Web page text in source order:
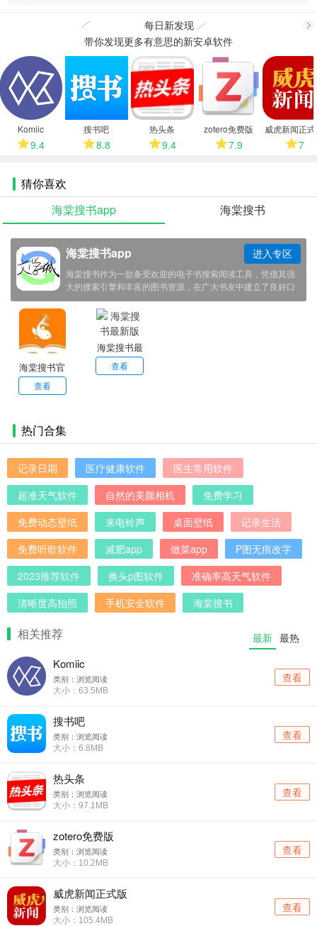
每日新发现
更
多
带你发现更多有意思的新安卓软件
Komiic
9.4
搜书吧
8.8
热头条
9.4
zotero免费版
7.9
威虎新闻正
7
猜你喜欢
海棠搜书app
海棠搜书
海棠搜书app
海棠搜书作为一款备受欢迎的电子书搜索阅读工具，凭借其强
大的搜索引擎和丰富的图书资源，在广大书友中建立了良好口
碑。该应用深度整合了全网优质电子书资源，涵盖网络文学、
经典名著、畅销小说、社科经管等多个品类，能够满足不同读
者的阅读需求。其独特的智能推荐算法能够根据用户的搜索记
录和阅读偏好精准推送感兴趣的作品，而简洁直观的界面设计
和流畅的阅读体验更是为用户创造了沉浸式的阅读环境。
进入专区
海棠搜书官
方版
查看
海棠搜书最
新版
查看
热门合集
记录日期 医疗健康软件
医生常用软件
超准天气软件
自然的美颜相机
免费学习
免费动态壁纸
来电铃声 桌面壁纸
记录生活
免费听歌软件
减肥app 做菜app
P图无痕改字
2023推荐软件
换头p图软件
准确率高天气软件
清晰度高拍照
手机安全软件 海棠搜书
相关推荐 最新 最热
Komiic
类别：浏览阅读
大小：63.5MB
查看
搜书吧
类别：浏览阅读
大小：6.8MB
查看
热头条
类别：浏览阅读
大小：97.1MB
查看
zotero免费版
类别：浏览阅读
大小：10.2MB
查看
威虎新闻正式版
类别：浏览阅读
大小：105.4MB
查看